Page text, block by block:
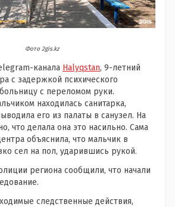
Фото 2gis.kz
канала Halyqstan, 9-летний
с задержкой психического
с переломом руки.
находилась санитарка,
его из палаты в санузел. На
что делала она это насильно. Сама
объяснила, что мальчик в
сел на пол, ударившись рукой.
региона сообщили, что начали
следственные действия,